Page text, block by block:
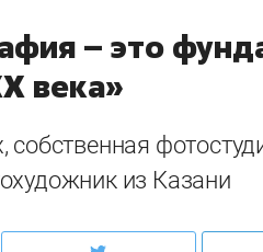
– это
века»
из Казани